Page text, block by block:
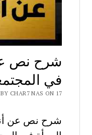
شرح نص عن
في
BY CHAR7 NAS ON 17 أكتوبر، 2025
شرح نص عن